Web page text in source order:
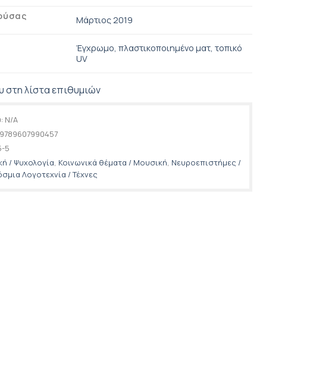
Μάρτιος 2019
Έγχρωμο, πλαστικοποιημένο ματ, τοπικό
UV
στη λίστα επιθυμιών
N/A
9789607990457
5
/ Ψυχολογία Κοινωνικά θέματα / Μουσική Νευροεπιστήμες /
Λογοτεχνία / Τέχνες